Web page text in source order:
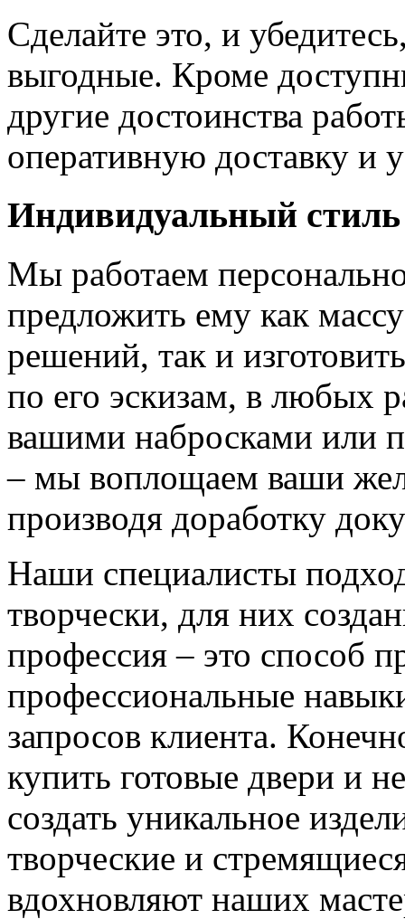
Сделайте это, и
выгодные. Кроме
другие достоинства
оперативную доставку и
Индивидуальный стиль
Мы работаем
предложить ему как
решений, так и
по его эскизам, в любых
вашими набросками или
– мы воплощаем ваши
производя доработку
Наши специалисты
творчески, для них
профессия – это способ
профессиональные
запросов клиента.
купить готовые двери и
создать уникальное
творческие и
вдохновляют наших